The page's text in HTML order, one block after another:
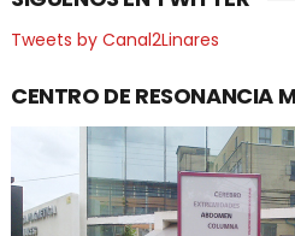
Tweets by Canal2Linares
CENTRO DE RESONANCIA